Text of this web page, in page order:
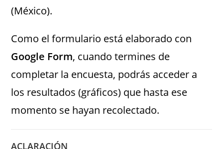
(México).
Como el formulario está elaborado con
Google Form, cuando termines de
completar la encuesta, podrás acceder a
los resultados (gráficos) que hasta ese
momento se hayan recolectado.
ACLARACIÓN